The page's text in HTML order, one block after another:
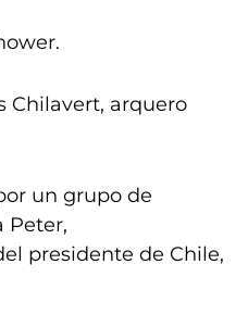
Chilavert, arquero
un grupo de
Peter,
presidente de Chile,